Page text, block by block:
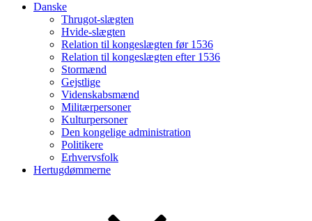
Danske
Thrugot-slægten
Hvide-slægten
Relation til kongeslægten før 1536
Relation til kongeslægten efter 1536
Stormænd
Gejstlige
Videnskabsmænd
Militærpersoner
Kulturpersoner
Den kongelige administration
Politikere
Erhvervsfolk
Hertugdømmerne